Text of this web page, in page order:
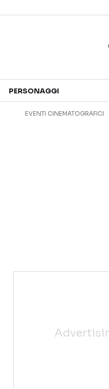
CURIOSITÀ
PERSONAGGI
EVENTI CINEMATOGRAFICI